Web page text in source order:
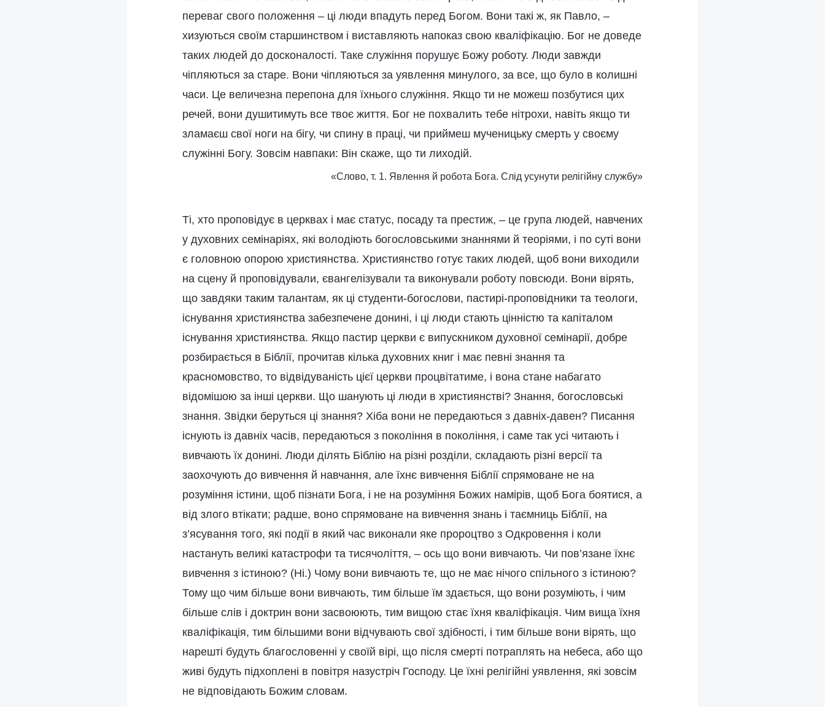
переваг свого положення – ці люди впадуть перед Богом. Вони такі ж, як Павло, –
хизуються своїм старшинством і виставляють напоказ свою кваліфікацію. Бог не доведе
таких людей до досконалості. Таке служіння порушує Божу роботу. Люди завжди
чіпляються за старе. Вони чіпляються за уявлення минулого, за все, що було в колишні
часи. Це величезна перепона для їхнього служіння. Якщо ти не можеш позбутися цих
речей, вони душитимуть все твоє життя. Бог не похвалить тебе нітрохи, навіть якщо ти
зламаєш свої ноги на бігу, чи спину в праці, чи приймеш мученицьку смерть у своєму
служінні Богу. Зовсім навпаки: Він скаже, що ти лиходій.
«Слово, т. 1. Явлення й робота Бога. Слід усунути релігійну службу»
Ті, хто проповідує в церквах і має статус, посаду та престиж, – це група людей, навчених
у духовних семінаріях, які володіють богословськими знаннями й теоріями, і по суті вони
є головною опорою християнства. Християнство готує таких людей, щоб вони виходили
на сцену й проповідували, євангелізували та виконували роботу повсюди. Вони вірять,
що завдяки таким талантам, як ці студенти-богослови, пастирі-проповідники та теологи,
існування християнства забезпечене донині, і ці люди стають цінністю та капіталом
існування християнства. Якщо пастир церкви є випускником духовної семінарії, добре
розбирається в Біблії, прочитав кілька духовних книг і має певні знання та
красномовство, то відвідуваність цієї церкви процвітатиме, і вона стане набагато
відомішою за інші церкви. Що шанують ці люди в християнстві? Знання, богословські
знання. Звідки беруться ці знання? Хіба вони не передаються з давніх-давен? Писання
існують із давніх часів, передаються з покоління в покоління, і саме так усі читають і
вивчають їх донині. Люди ділять Біблію на різні розділи, складають різні версії та
заохочують до вивчення й навчання, але їхнє вивчення Біблії спрямоване не на
розуміння істини, щоб пізнати Бога, і не на розуміння Божих намірів, щоб Бога боятися, а
від злого втікати; радше, воно спрямоване на вивчення знань і таємниць Біблії, на
з’ясування того, які події в який час виконали яке пророцтво з Одкровення і коли
настануть великі катастрофи та тисячоліття, – ось що вони вивчають. Чи пов’язане їхнє
вивчення з істиною? (Ні.) Чому вони вивчають те, що не має нічого спільного з істиною?
Тому що чим більше вони вивчають, тим більше їм здається, що вони розуміють, і чим
більше слів і доктрин вони засвоюють, тим вищою стає їхня кваліфікація. Чим вища їхня
кваліфікація, тим більшими вони відчувають свої здібності, і тим більше вони вірять, що
нарешті будуть благословенні у своїй вірі, що після смерті потраплять на небеса, або що
живі будуть підхоплені в повітря назустріч Господу. Це їхні релігійні уявлення, які зовсім
не відповідають Божим словам.